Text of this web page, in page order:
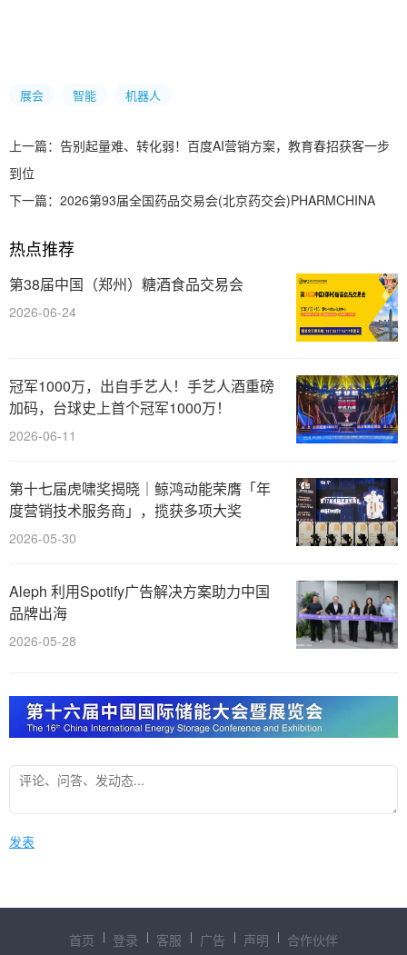
展会 智能 机器人
上一篇： 告别起量难、转化弱！百度AI营销方案，教育春招获客一步
到位
下一篇： 2026第93届全国药品交易会(北京药交会)PHARMCHINA
热点推荐
第38届中国（郑州）糖酒食品交易会
2026-06-24
冠军1000万，出自手艺人！手艺人酒重磅
加码，台球史上首个冠军1000万！
2026-06-11
第十七届虎啸奖揭晓｜鲸鸿动能荣膺「年
度营销技术服务商」，揽获多项大奖
2026-05-30
Aleph 利用Spotify广告解决方案助力中国
品牌出海
2026-05-28
发表
首页 登录 客服 广告 声明 合作伙伴